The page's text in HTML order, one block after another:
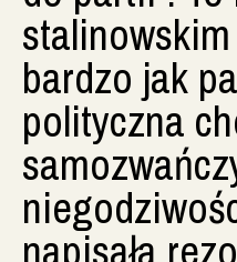
bardzo jak
polityczna